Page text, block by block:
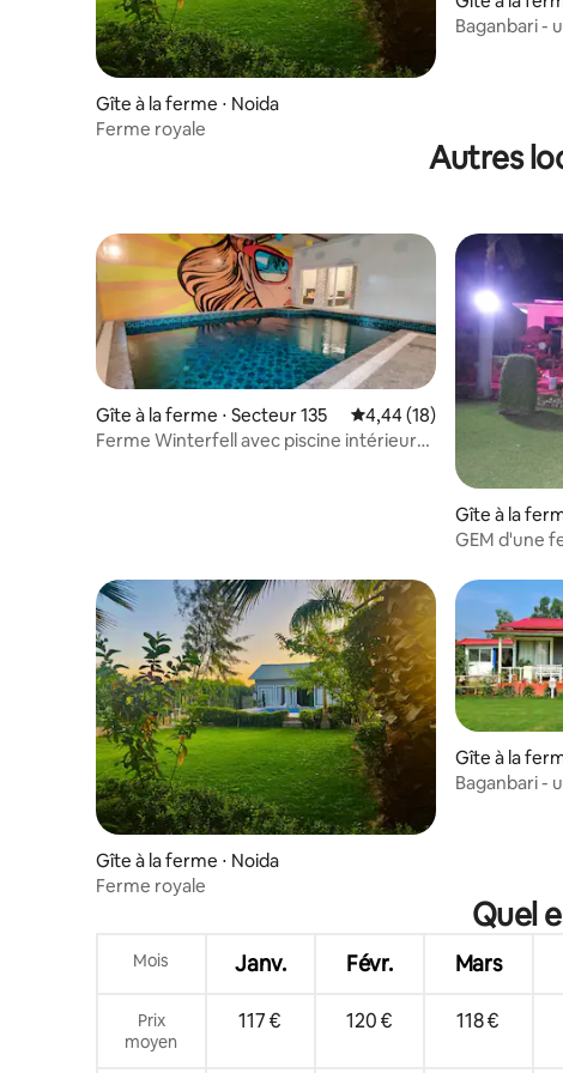
Gîte à la ferme ⋅ Noida
Ferme royale
Baganbari -
Autres
Gîte à la ferme ⋅ Secteur 135 Évaluation moyenne sur
4,44 (18)
Ferme Winterfell avec piscine intérieure
Gîte à la
GEM d'une
Gîte à la ferme ⋅ Noida
Ferme royale
Gîte à la
Baganbari -
Quel
Mois Janv. Févr. Mars
Prix
moyen
117 € 120 € 118 €